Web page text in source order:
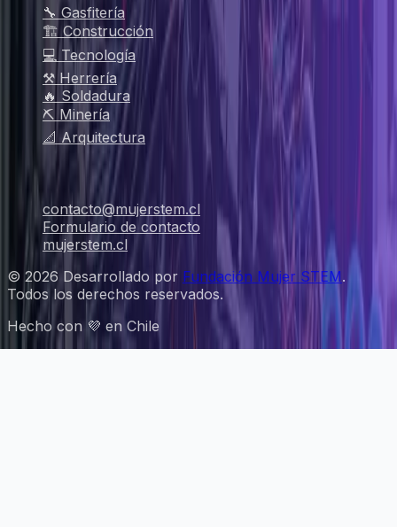
🔧 Gasfitería
🏗️ Construcción
💻 Tecnología
⚒️ Herrería
🔥 Soldadura
⛏️ Minería
📐 Arquitectura
Contacto
contacto@mujerstem.cl
Formulario de contacto
mujerstem.cl
© 2026 Desarrollado por Fundación Mujer STEM.
Todos los derechos reservados.
Hecho con 💜 en Chile